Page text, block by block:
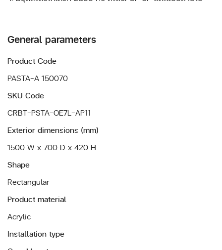
General parameters
Product Code
PASTA-A 150070
SKU Code
CRBT-PSTA-OE7L-AP11
Exterior dimensions (mm)
1500 W x 700 D x 420 H
Shape
Rectangular
Product material
Acrylic
Installation type